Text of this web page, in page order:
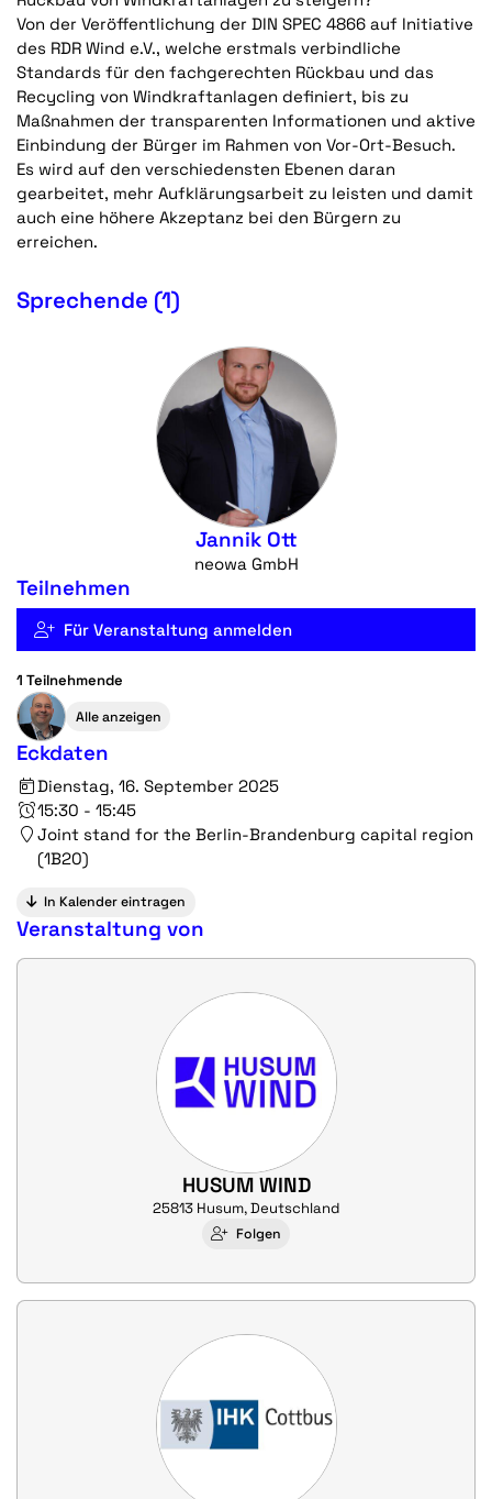
Von der Veröffentlichung der DIN SPEC 4866 auf Initiative
des RDR Wind e.V., welche erstmals verbindliche
Standards für den fachgerechten Rückbau und das
Recycling von Windkraftanlagen definiert, bis zu
Maßnahmen der transparenten Informationen und aktive
Einbindung der Bürger im Rahmen von Vor-Ort-Besuch.
Es wird auf den verschiedensten Ebenen daran
gearbeitet, mehr Aufklärungsarbeit zu leisten und damit
auch eine höhere Akzeptanz bei den Bürgern zu
erreichen.
Sprechende (1)
Jannik Ott
neowa GmbH
Teilnehmen
Für Veranstaltung anmelden
1 Teilnehmende
Alle anzeigen
Eckdaten
Dienstag, 16. September 2025
15:30 - 15:45
Joint stand for the Berlin-Brandenburg capital region
(1B20)
In Kalender eintragen
Veranstaltung von
HUSUM WIND
25813 Husum, Deutschland
Folgen